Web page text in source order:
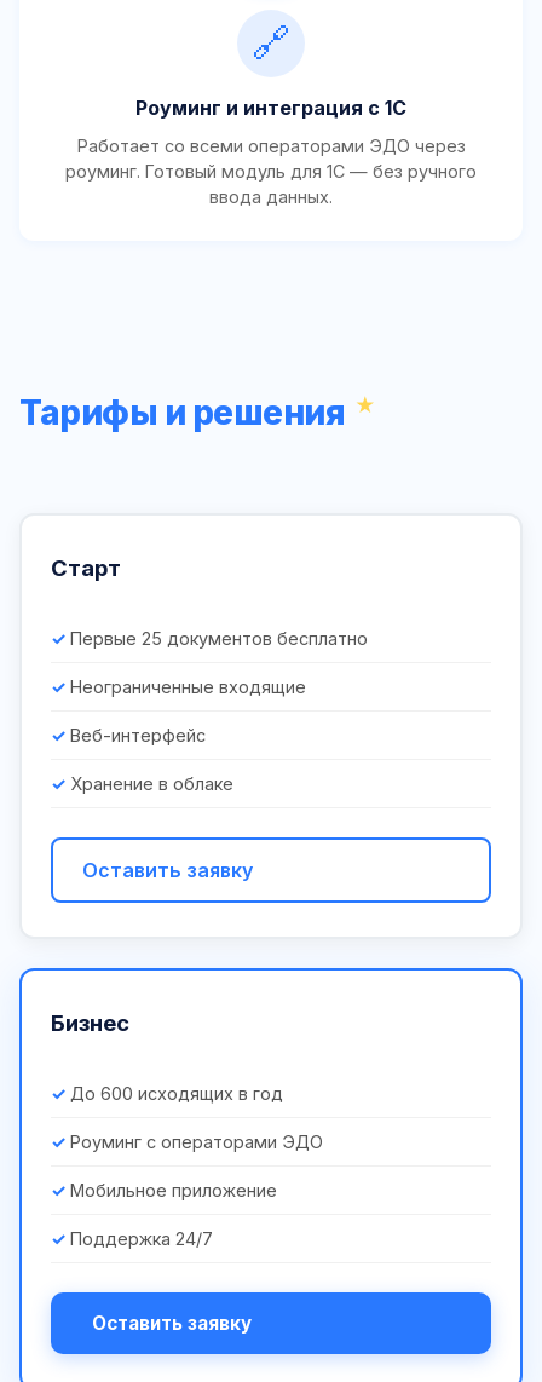
🔗
Роуминг и интеграция с 1С
Работает со всеми операторами ЭДО через
роуминг. Готовый модуль для 1С — без ручного
ввода данных.
Тарифы и решения
Старт
Первые 25 документов бесплатно
Неограниченные входящие
Веб-интерфейс
Хранение в облаке
Оставить заявку
Бизнес
До 600 исходящих в год
Роуминг с операторами ЭДО
Мобильное приложение
Поддержка 24/7
Оставить заявку